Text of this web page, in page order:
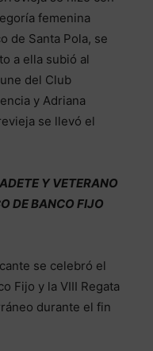
femenina
de Santa Pola, se
a ella subió al
del Club
y Adriana
se llevó el
Y VETERANO
DE BANCO FIJO
se celebró el
Fijo y la VIII Regata
durante el fin